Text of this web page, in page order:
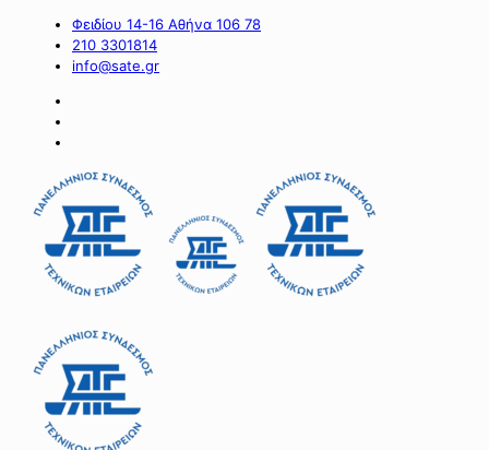
Φειδίου 14-16 Αθήνα 106 78
210 3301814
info@sate.gr